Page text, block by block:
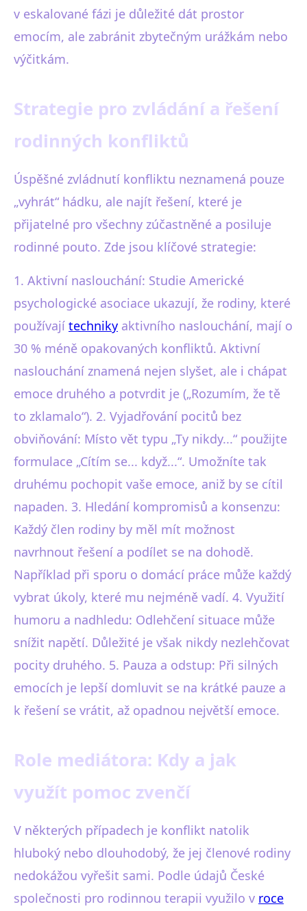
v eskalované fázi je důležité dát prostor
emocím, ale zabránit zbytečným urážkám nebo
výčitkám.
Strategie pro zvládání a řešení
rodinných konfliktů
Úspěšné zvládnutí konfliktu neznamená pouze
„vyhrát“ hádku, ale najít řešení, které je
přijatelné pro všechny zúčastněné a posiluje
rodinné pouto. Zde jsou klíčové strategie:
1. Aktivní naslouchání: Studie Americké
psychologické asociace ukazují, že rodiny, které
používají techniky aktivního naslouchání, mají o
30 % méně opakovaných konfliktů. Aktivní
naslouchání znamená nejen slyšet, ale i chápat
emoce druhého a potvrdit je („Rozumím, že tě
to zklamalo“). 2. Vyjadřování pocitů bez
obviňování: Místo vět typu „Ty nikdy...“ použijte
formulace „Cítím se... když...“. Umožníte tak
druhému pochopit vaše emoce, aniž by se cítil
napaden. 3. Hledání kompromisů a konsenzu:
Každý člen rodiny by měl mít možnost
navrhnout řešení a podílet se na dohodě.
Například při sporu o domácí práce může každý
vybrat úkoly, které mu nejméně vadí. 4. Využití
humoru a nadhledu: Odlehčení situace může
snížit napětí. Důležité je však nikdy nezlehčovat
pocity druhého. 5. Pauza a odstup: Při silných
emocích je lepší domluvit se na krátké pauze a
k řešení se vrátit, až opadnou největší emoce.
Role mediátora: Kdy a jak
využít pomoc zvenčí
V některých případech je konflikt natolik
hluboký nebo dlouhodobý, že jej členové rodiny
nedokážou vyřešit sami. Podle údajů České
společnosti pro rodinnou terapii využilo v roce